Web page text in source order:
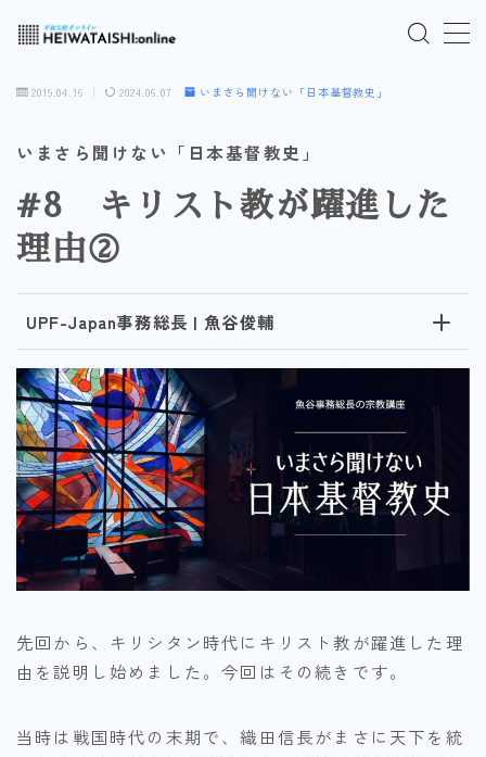
ご入会はこちら
ログインはこちら
「HEIWATAISHI:online」について
プライバシーポリシー
よくあるご質問
お問い合わせ
2019.04.16 2024.06.07 いまさら聞けない「日本基督教史」
いまさら聞けない「日本基督教史」
#8 キリスト教が躍進した
理由②
UPF-Japan事務総長 | 魚谷俊輔
先回から、キリシタン時代にキリスト教が躍進した理
由を説明し始めました。今回はその続きです。
当時は戦国時代の末期で、織田信長がまさに天下を統